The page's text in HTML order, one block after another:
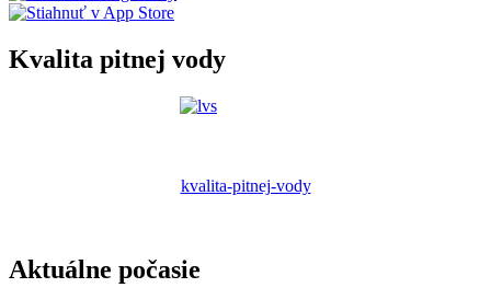
Kvalita pitnej vody
kvalita-pitnej-vody
Aktuálne počasie